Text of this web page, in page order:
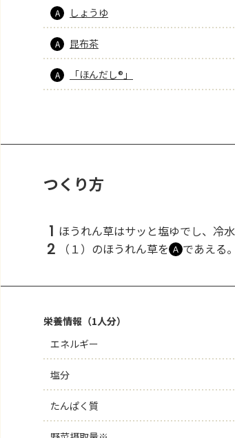
A しょうゆ
A 昆布茶
A 「ほんだし®」
つくり方
1 ほうれん草はサッと塩ゆでし、冷
2 （１）のほうれん草を Ａ であえる。
栄養情報（1人分）
エネルギー
塩分
たんぱく質